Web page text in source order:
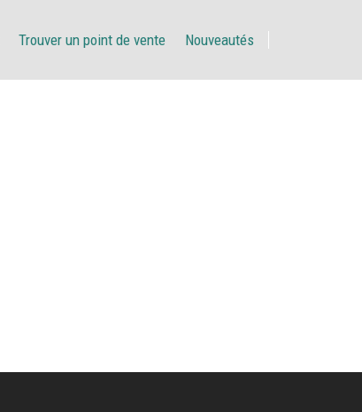
Trouver un point de vente Nouveautés